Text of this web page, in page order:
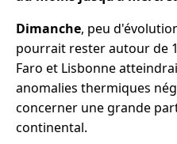
Dimanche, peu
pourrait rester autour de
Faro et Lisbonne
anomalies thermiques
concerner une grande
continental.